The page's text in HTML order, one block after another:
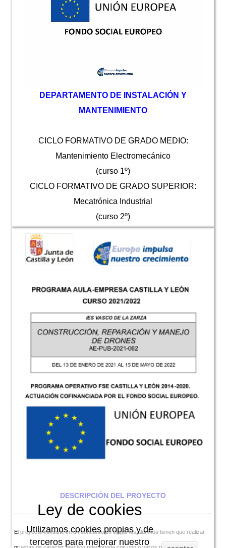
D EPARTAMENTO DE INSTALACIÓN Y
MANTENIMIENTO
CICLO FORMATIVO DE GRADO MEDIO:
Mantenimiento Electromecánico
(curso 1º)
CICLO FORMATIVO DE GRADO SUPERIOR:
Mecatrónica Industrial
(curso 2º)
DESCRIPCIÓN DEL PROYECTO
El proyecto consiste en un concurso en el que los alumnos tienen que realizar
Ley de cookies
Utilizamos cookies propias y de
terceros para mejorar nuestro